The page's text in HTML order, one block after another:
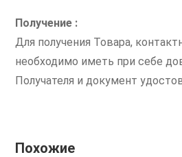
Получение :
Для получения Товара,
необходимо иметь при себе
Получателя и документ
Похожие